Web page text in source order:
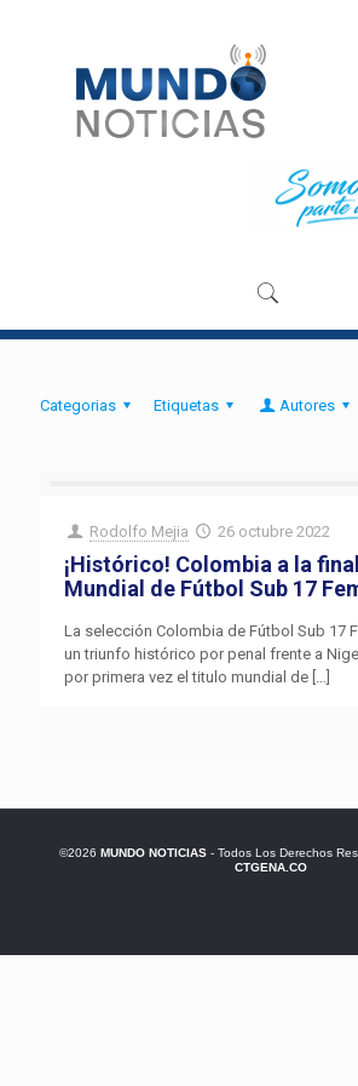
Categorias Etiquetas Autores
Rodolfo Mejia 26 octubre 2022
¡Histórico! Colombia a la
Mundial de Fútbol Sub 17
La selección Colombia de Fútbol Sub 17
un triunfo histórico por penal frente a
por primera vez el titulo mundial de […]
©2026 MUNDO NOTICIAS- Todos Los Derechos
CTGENA.CO